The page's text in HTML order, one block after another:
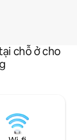
chỗ ở cho